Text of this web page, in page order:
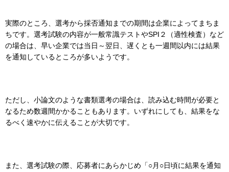
実際のところ、選考から採否通知までの期間は企業によってまちま
ちです。選考試験の内容が一般常識テストやSPI２（適性検査）など
の場合は、早い企業では当日～翌日、遅くとも一週間以内には結果
を通知しているところが多いようです。
ただし、小論文のような書類選考の場合は、読み込む時間が必要と
なるため数週間かかることもあります。いずれにしても、結果をな
るべく速やかに伝えることが大切です。
また、選考試験の際、応募者にあらかじめ「○月○日頃に結果を通知